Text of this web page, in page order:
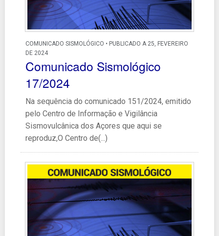
COMUNICADO SISMOLÓGICO • PUBLICADO A 25, FEVEREIRO
DE 2024
Comunicado Sismológico
17/2024
Na sequência do comunicado 151/2024, emitido
pelo Centro de Informação e Vigilância
Sismovulcânica dos Açores que aqui se
reproduz,O Centro de(...)